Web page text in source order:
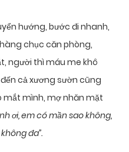
hướng, bước đi nhanh,
chục căn phòng,
người thì máu me khô
cả xương sườn cũng
mắt mình, mợ nhăn mặt
ơi, em có mần sao không,
đa”.